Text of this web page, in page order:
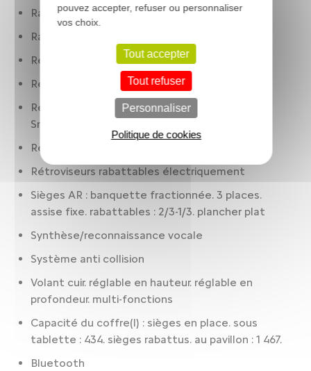
Rails de toit assortis à la caisse
Rangement réfrigéré: boîte à gants
Récupération d'énergie au freinage
Régulateur de vitesse
Réseau Wifi 999 et Actif pendant appairage
Smartphone
Réservoir principal 44 litres
Rétroviseurs rabattables électriquement
Sièges AR : banquette fractionnée. 3 places.
assise fixe. rabattables : 2/3-1/3. plancher plat
Synthèse/reconnaissance vocale
Système anti collision
Volant cuir. réglable en hauteur. réglable en
profondeur. multi-fonctions
Capacité du coffre(l) : sièges en place. sous
tablette : 434. sièges rabattus. au pavillon : 1 467.
Bluetooth
pouvez accepter, refuser ou personnaliser
vos choix.
Tout accepter
Tout refuser
Personnaliser
Politique de cookies